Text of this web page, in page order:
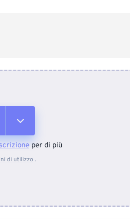
per di più
di utilizzo .